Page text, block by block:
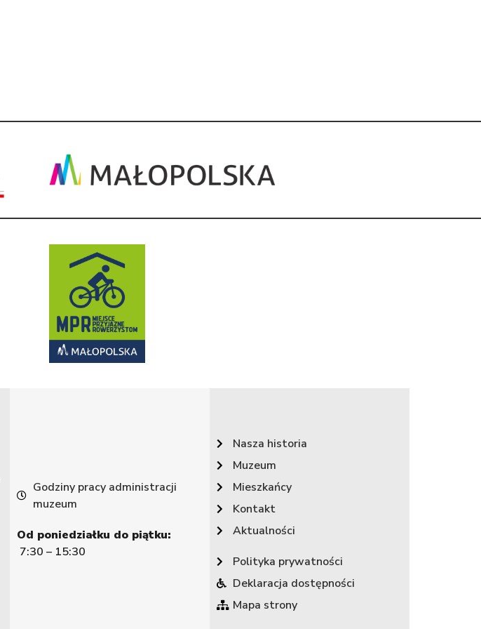
Godziny pracy administracji
muzeum
Od poniedziałku do piątku:
7:30 – 15:30
Nasza historia
Muzeum
Mieszkańcy
Kontakt
Aktualności
Polityka prywatności
Deklaracja dostępności
Mapa strony